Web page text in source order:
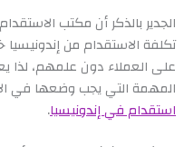
الجدير بالذكر أن مكتب
تكلفة الاستقدام من
على العملاء دون علمهم، لذا
المهمة التي يجب وضعها في
استقدام في إندونيسيا.